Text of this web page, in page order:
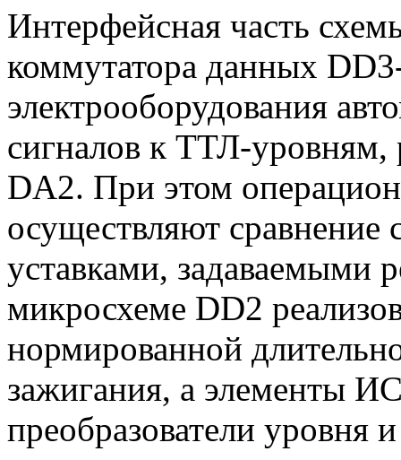
Интерфейсная часть
коммутатора данных
электрооборудования
сигналов к ТТЛ-
DA2. При этом
осуществляют сравнение
уставками, задаваемыми
микросхеме DD2
нормированной
зажигания, а элементы
преобразователи уровня